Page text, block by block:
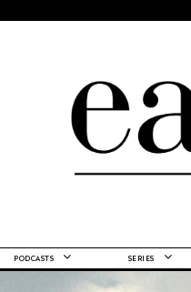
PODCASTS SERIES